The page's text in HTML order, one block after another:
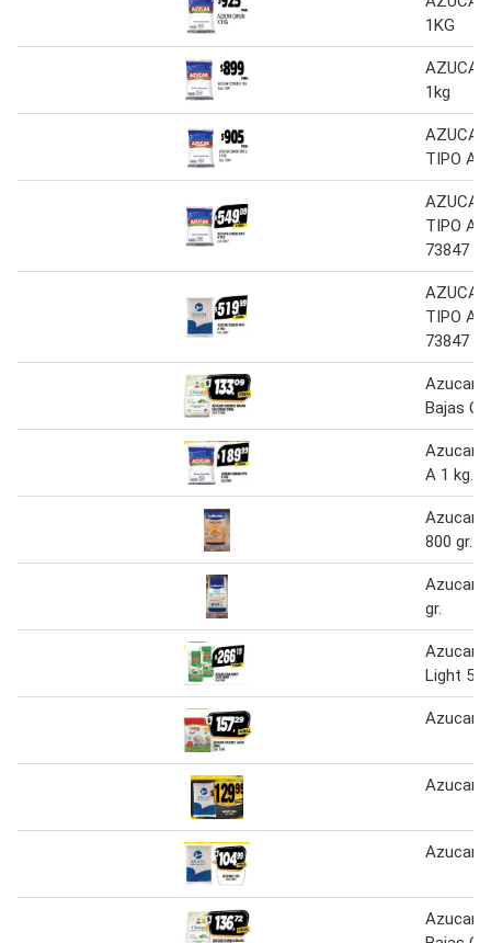
1KG
1kg
TIPO A
TIPO A
73847
TIPO A
73847
Azucar
Bajas
Azucar
A 1 kg.
Azucar
800 gr.
Azucar
gr.
Azucar
Light
Azucar
Azucar
Azucar
Azucar